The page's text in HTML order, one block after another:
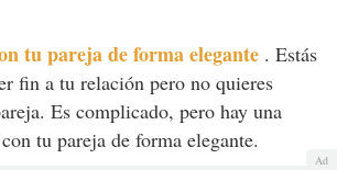
tu pareja de forma elegante . Estás
fin a tu relación pero no quieres
Es complicado, pero hay una
tu pareja de forma elegante.
Ad